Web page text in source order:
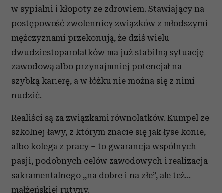
w sypialni i kłopoty ze zdrowiem. Stawiający na
postępowość zwolennicy związków z młodszymi
mężczyznami przekonują, że dziś wielu
dwudziestoparolatków ma już stabilną sytuację
zawodową albo przynajmniej potencjał na
szybką karierę, a w łóżku nie można się z nimi
nudzić.
Realiści są za związkami równolatków. Kumpel ze
szkolnej ławy, z którym znacie się jak łyse konie,
albo kolega z pracy – to gwarancja wspólnych
pasji, podobnych celów zawodowych i realizacja
sakramentalnego ,,na dobre i na złe”, ale też…
małżeńskiej rutyny.